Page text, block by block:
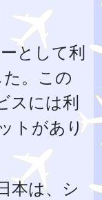
として利
。この
スには利
トがあり
本は、シ